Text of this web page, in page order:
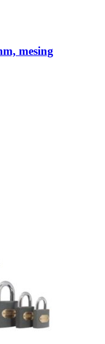
mesing